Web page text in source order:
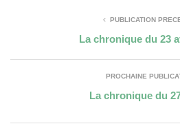
PUBLICATION
La chronique du 23
PROCHAINE
La chronique du